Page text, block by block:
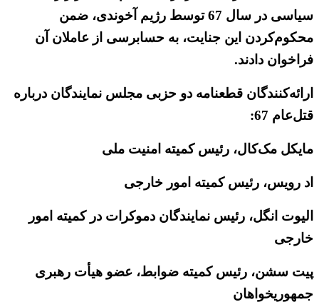
سیاسی در سال 67 توسط رژیم آخوندی، ضمن
محکوم‌کردن این جنایت، به حسابرسی از عاملان آن
فراخوان دادند.
ارائه‌کنندگان قطعنامه دو حزبی مجلس نمایندگان درباره
قتل‌عام 67:
مایکل مک‌کال، رئیس کمیته امنیت ملی
اد رویس، رئیس کمیته امور خارجی
الیوت انگل، رئیس نمایندگان دموکرات در کمیته امور
خارجی
پیت سشن، رئیس کمیته ضوابط، عضو هیأت رهبری
جمهوریخواهان